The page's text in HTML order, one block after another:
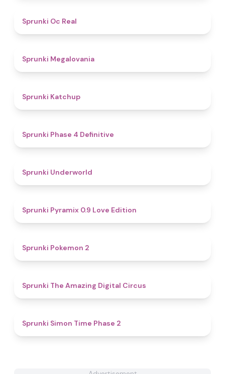
Sprunki Oc Real
Sprunki Megalovania
Sprunki Katchup
Sprunki Phase 4 Definitive
Sprunki Underworld
Sprunki Pyramix 0.9 Love Edition
Sprunki Pokemon 2
Sprunki The Amazing Digital Circus
Sprunki Simon Time Phase 2